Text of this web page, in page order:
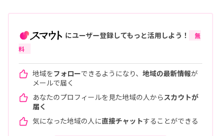
にユーザー登録してもっと活用しよう！
無
料
地域をフォローできるようになり、 地域の最新情報が
メールで届く
あなたのプロフィールを見た地域の人から スカウトが
届く
気になった地域の人に直接チャットすることができる